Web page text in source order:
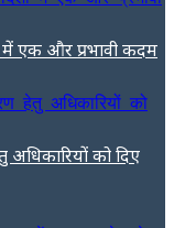
में एक और प्रभावी कदम
को दिए